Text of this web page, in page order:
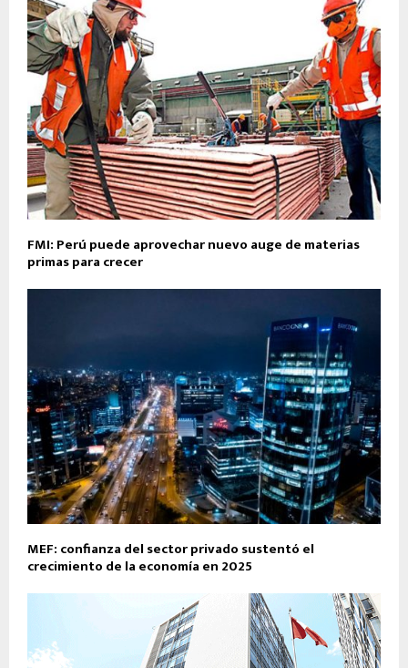
FMI: Perú puede aprovechar nuevo auge de materias
primas para crecer
MEF: confianza del sector privado sustentó el
crecimiento de la economía en 2025